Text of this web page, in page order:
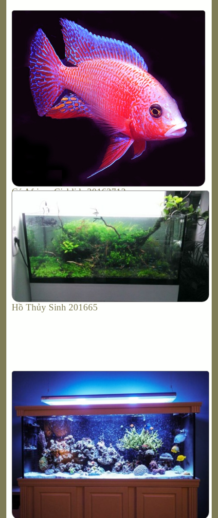
Cá African Cichlids 20162712
Hồ Thủy Sinh 201665